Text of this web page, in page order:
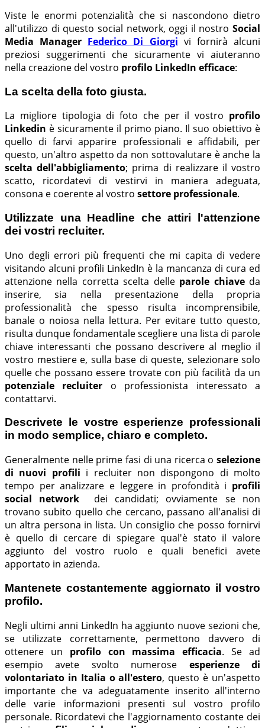
Viste le enormi potenzialità che si nascondono dietro
all'utilizzo di questo social network, oggi il nostro Social
Media Manager Federico Di Giorgi vi fornirà alcuni
preziosi suggerimenti che sicuramente vi aiuteranno
nella creazione del vostro profilo LinkedIn efficace:
La scelta della foto giusta.
La migliore tipologia di foto che per il vostro profilo
Linkedin è sicuramente il primo piano. Il suo obiettivo è
quello di farvi apparire professionali e affidabili, per
questo, un'altro aspetto da non sottovalutare è anche la
scelta dell'abbigliamento; prima di realizzare il vostro
scatto, ricordatevi di vestirvi in maniera adeguata,
consona e coerente al vostro settore professionale.
Utilizzate una Headline che attiri l'attenzione
dei vostri recluiter.
Uno degli errori più frequenti che mi capita di vedere
visitando alcuni profili LinkedIn è la mancanza di cura ed
attenzione nella corretta scelta delle parole chiaveda
inserire, sia nella presentazione della propria
professionalità che spesso risulta incomprensibile,
banale o noiosa nella lettura. Per evitare tutto questo,
risulta dunque fondamentale scegliere una lista di parole
chiave interessanti che possano descrivere al meglio il
vostro mestiere e, sulla base di queste, selezionare solo
quelle che possano essere trovate con più facilità da un
potenziale recluiter o professionista interessato a
contattarvi.
Descrivete le vostre esperienze professionali
in modo semplice, chiaro e completo.
Generalmente nelle prime fasi di una ricerca o selezione
di nuovi profili i recluiter non dispongono di molto
tempo per analizzare e leggere in profondità i profili
social network
dei candidati; ovviamente se non
trovano subito quello che cercano, passano all'analisi di
un altra persona in lista. Un consiglio che posso fornirvi
è quello di cercare di spiegare qual'è stato il valore
aggiunto del vostro ruolo e quali benefici avete
apportato in azienda.
Mantenete costantemente aggiornato il vostro
profilo.
Negli ultimi anni LinkedIn ha aggiunto nuove sezioni che,
se utilizzate correttamente, permettono davvero di
ottenere un profilo con massima efficacia. Se ad
esempio avete svolto numerose esperienze di
volontariato in Italia o all'estero, questo è un'aspetto
importante che va adeguatamente inserito all'interno
delle varie informazioni presenti sul vostro profilo
personale. Ricordatevi che l'aggiornamento costante dei